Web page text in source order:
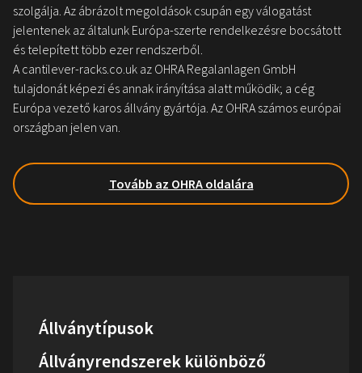
szolgálja. Az ábrázolt megoldások csupán egy válogatást
jelentenek az általunk Európa-szerte rendelkezésre bocsátott
és telepített több ezer rendszerből.
A cantilever-racks.co.uk az OHRA Regalanlagen GmbH
tulajdonát képezi és annak irányítása alatt működik; a cég
Európa vezető karos állvány gyártója. Az OHRA számos európai
országban jelen van.
Tovább az OHRA oldalára
Állványtípusok
Állványrendszerek különböző